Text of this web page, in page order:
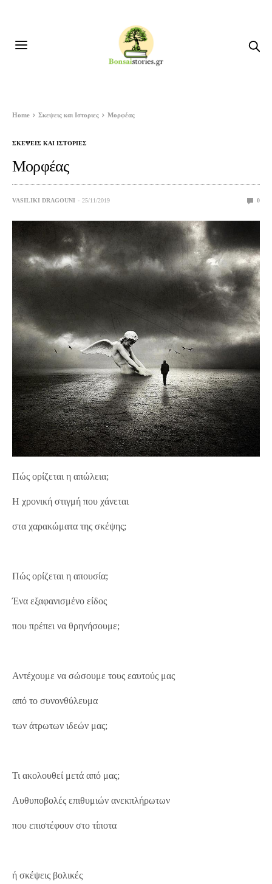
Home Σκεψεις και Ιστοριες Μορφέας
ΣΚΕΨΕΙΣ ΚΑΙ ΙΣΤΟΡΙΕΣ
Μορφέας
VASILIKI DRAGOUNI 25/11/2019 0
Πώς ορίζεται η απώλεια;
Η χρονική στιγμή που χάνεται
στα χαρακώματα της σκέψης;
Πώς ορίζεται η απουσία;
Ένα εξαφανισμένο είδος
που πρέπει να θρηνήσουμε;
Αντέχουμε να σώσουμε τους εαυτούς μας
από το συνονθύλευμα
των άτρωτων ιδεών μας;
Τι ακολουθεί μετά από μας;
Αυθυποβολές επιθυμιών ανεκπλήρωτων
που επιστέφουν στο τίποτα
ή σκέψεις βολικές